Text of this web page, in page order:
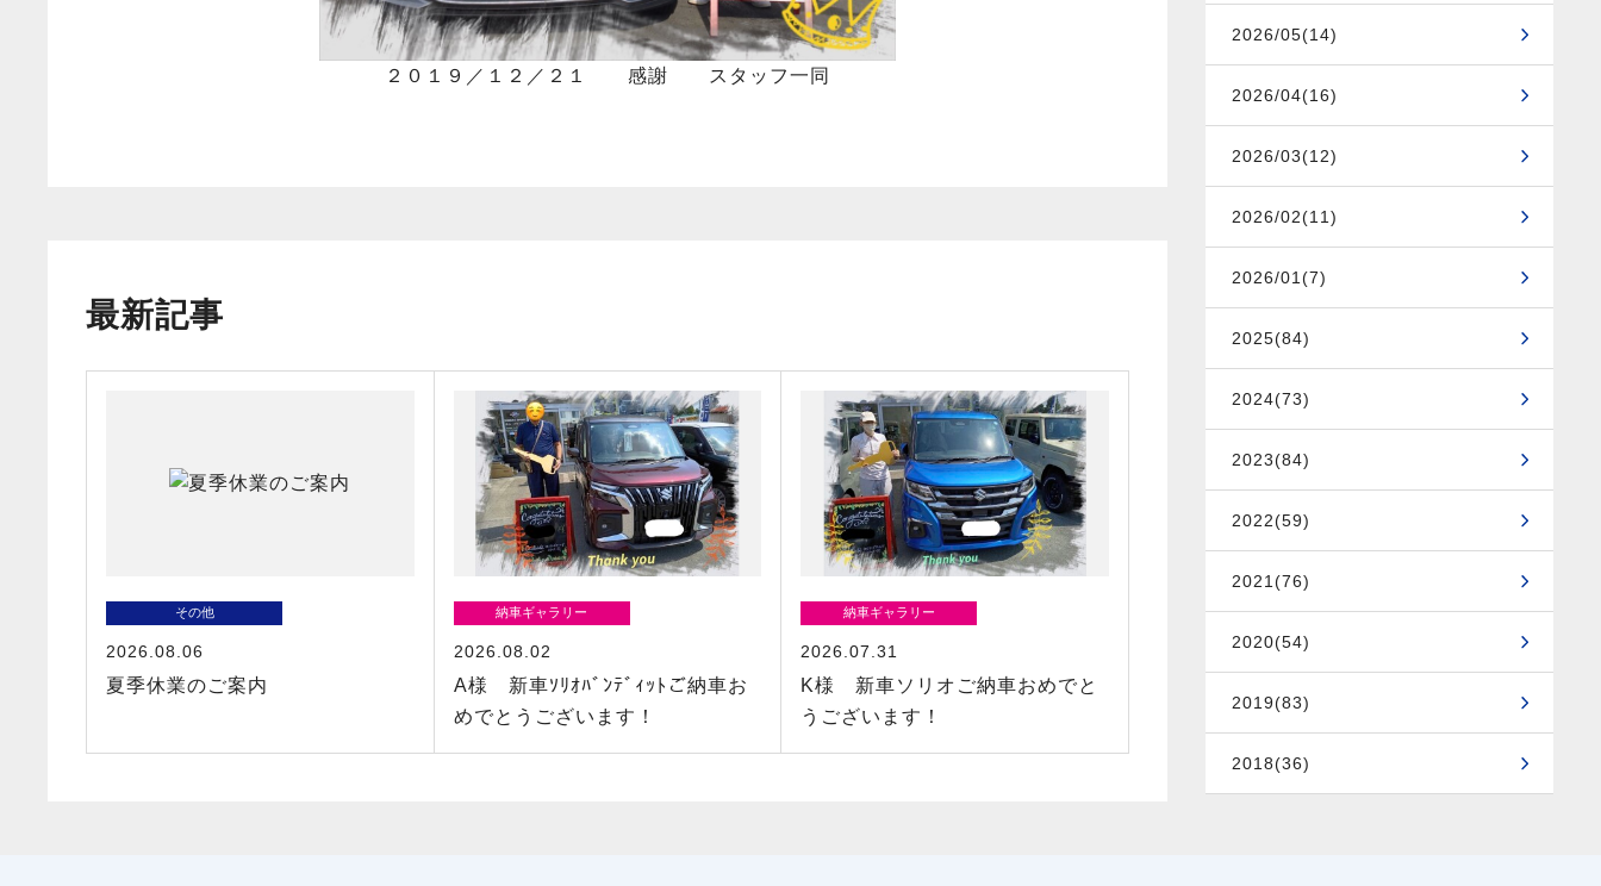
２０１９／１２／２１ 感謝 スタッフ一同
最新記事
その他
2026.08.06
夏季休業のご案内
納車ギャラリー
2026.08.02
A様 新車ｿﾘｵﾊﾞﾝﾃﾞｨｯﾄご納車お
めでとうございます！
納車ギャラリー
2026.07.31
K様 新車ソリオご納車おめでと
うございます！
2026/05(14)
2026/04(16)
2026/03(12)
2026/02(11)
2026/01(7)
2025(84)
2024(73)
2023(84)
2022(59)
2021(76)
2020(54)
2019(83)
2018(36)